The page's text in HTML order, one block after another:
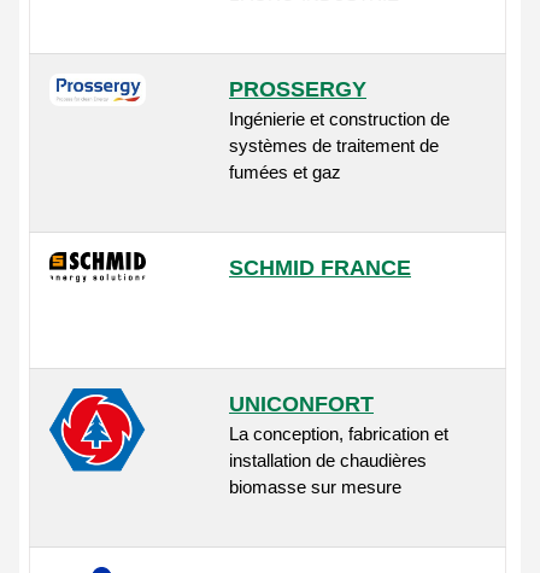
PROSSERGY
Ingénierie et construction de
systèmes de traitement de
fumées et gaz
SCHMID FRANCE
UNICONFORT
La conception, fabrication et
installation de chaudières
biomasse sur mesure